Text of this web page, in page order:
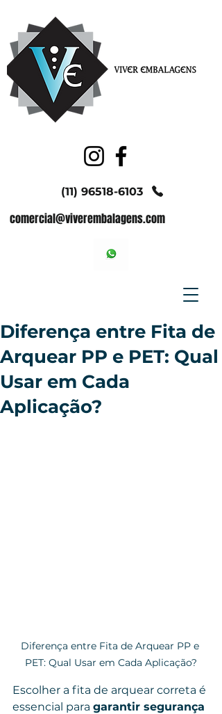
(11) 96518-6103
comercial@viverembalagens.com
Diferença entre Fita de
Arquear PP e PET: Qual
Usar em Cada
Aplicação?
Diferença entre Fita de Arquear PP e
PET: Qual Usar em Cada Aplicação?
Escolher a fita de arquear correta é
essencial para garantir segurança